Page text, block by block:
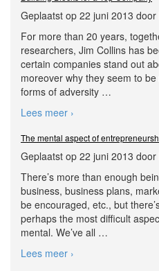
Geplaatst op 22 juni 2013 door
For more than 20 years,
researchers, Jim Collins has
certain companies stand out
moreover why they seem to
forms of adversity …
Lees meer ›
The mental aspect of
Geplaatst op 22 juni 2013 door
There’s more than enough
business, business plans,
be encouraged, etc., but
perhaps the most difficult
mental. We’ve all …
Lees meer ›